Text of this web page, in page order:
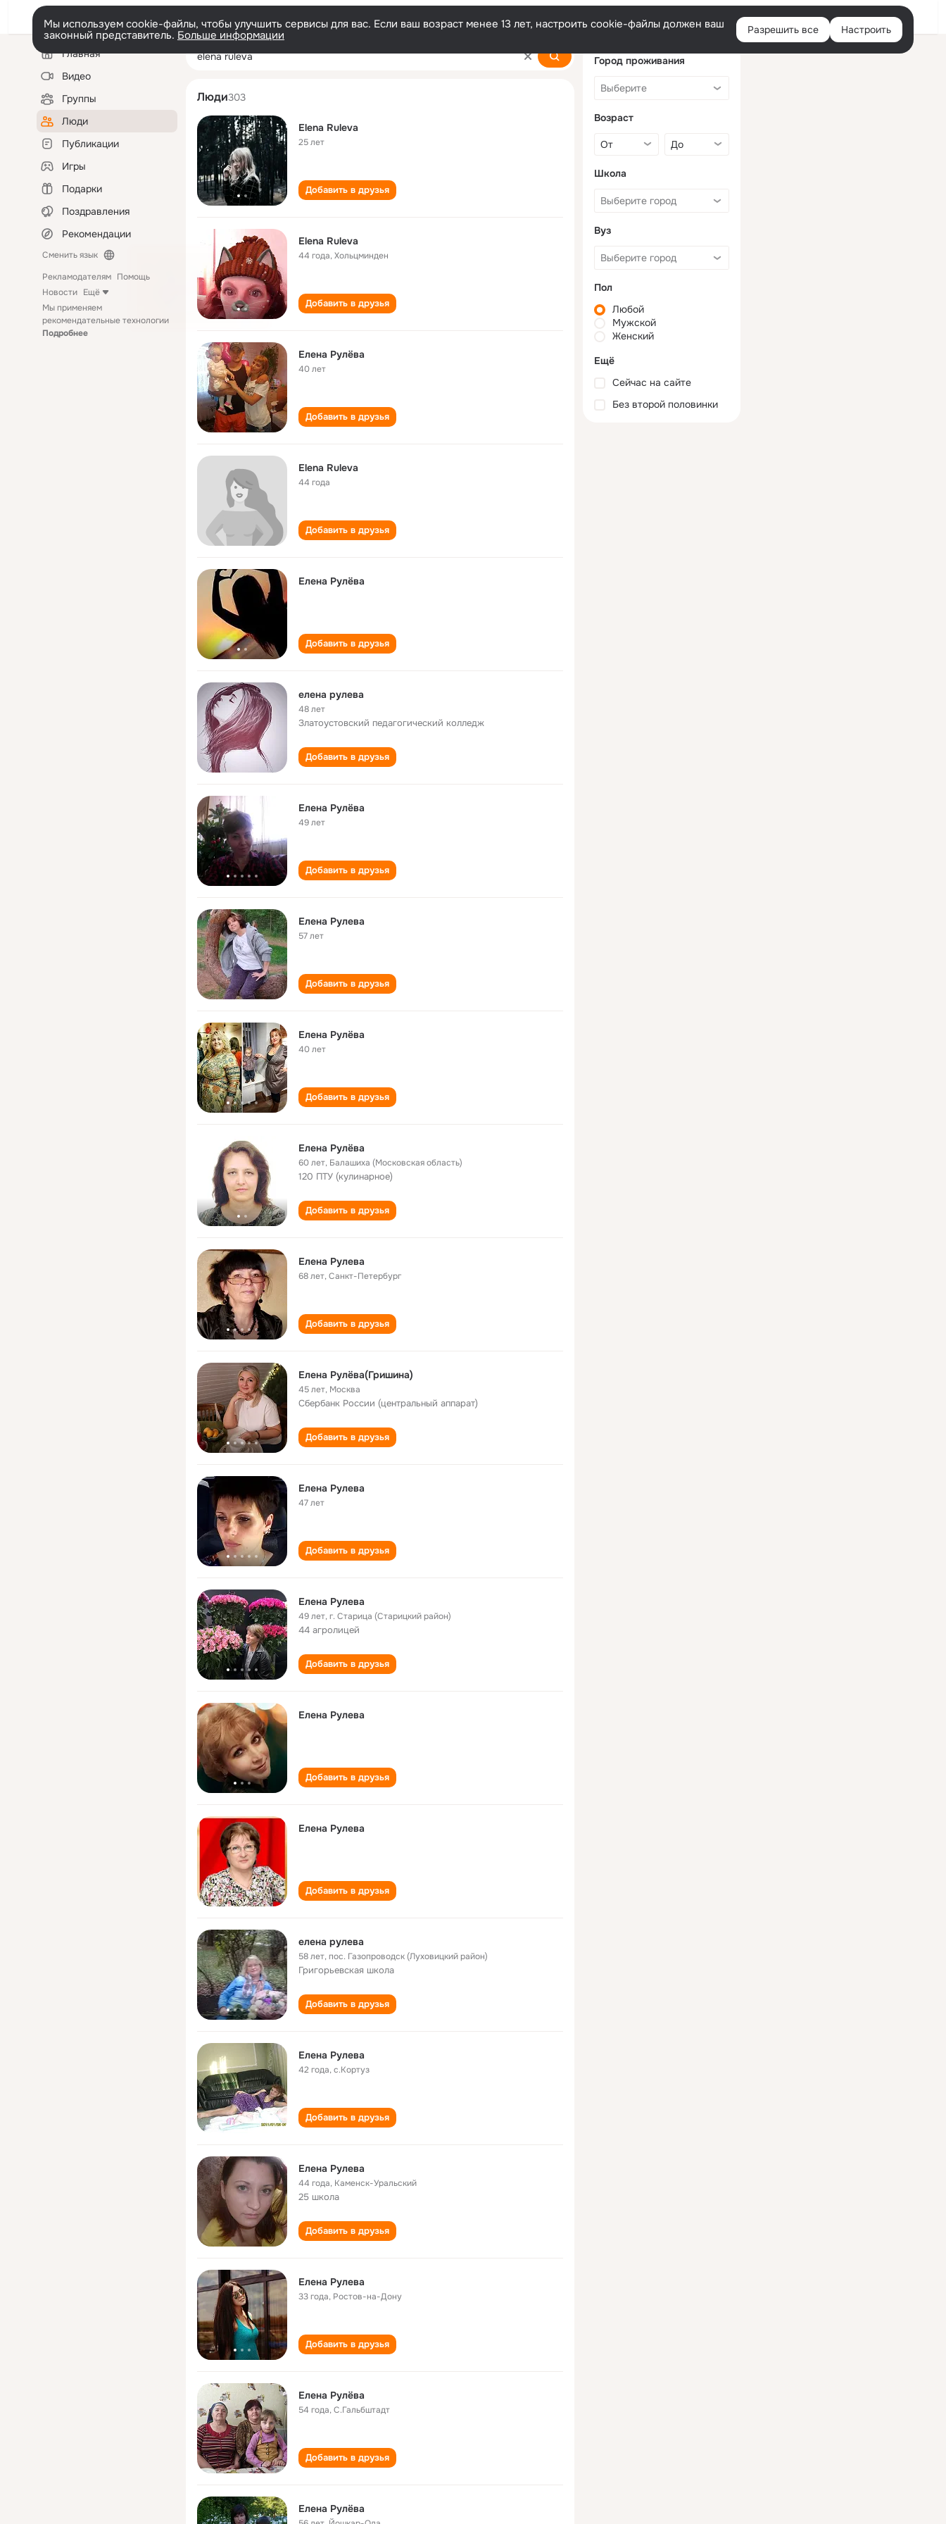
Войти
Мы используем cookie-файлы, чтобы улучшить сервисы для вас. Если ваш возраст менее 13 лет, настроить cookie-файлы должен ваш
законный представитель. Больше информации Разрешить все Настроить
Левая
колонкаГлавная
Видео
Группы
Люди
Публикации
Игры
Подарки
Поздравления
Рекомендации
Сменить язык
Рекламодателям Помощь
Новости Ещё
Мы применяем
рекомендательные технологии
Подробнее
elena ruleva
Люди303
Elena Ruleva
25 лет
Добавить в друзья
Elena Ruleva
44 года,Хольцминден
Добавить в друзья
Елена Рулëва
40 лет
Добавить в друзья
Elena Ruleva
44 года
Добавить в друзья
Елена Рулёва
Добавить в друзья
елена рулева
48 лет
Златоустовский педагогический колледж
Добавить в друзья
Елена Рулёва
49 лет
Добавить в друзья
Елена Рулева
57 лет
Добавить в друзья
Елена Рулёва
40 лет
Добавить в друзья
Елена Рулёва
60 лет, Балашиха (Московская область)
120 ПТУ (кулинарное)
Добавить в друзья
Елена Рулева
68 лет,Санкт-Петербург
Добавить в друзья
Елена Рулёва(Гришина)
45 лет, Москва
Сбербанк России (центральный аппарат)
Добавить в друзья
Елена Рулева
47 лет
Добавить в друзья
Елена Рулева
49 лет,г. Старица (Старицкий район)
44 агролицей
Добавить в друзья
Елена Рулева
Добавить в друзья
Елена Рулева
Добавить в друзья
елена рулева
58 лет,пос. Газопроводск (Луховицкий район)
Григорьевская школа
Добавить в друзья
Елена Рулева
42 года,с.Кортуз
Добавить в друзья
Елена Рулева
44 года, Каменск-Уральский
25 школа
Добавить в друзья
Елена Рулева
33 года, Ростов-на-Дону
Добавить в друзья
Елена Рулёва
54 года,С.Гальбштадт
Добавить в друзья
Елена Рулёва
Город проживания
Возраст
Школа
Вуз
Пол
Любой
Мужской
Женский
Ещё
Сейчас на сайте
Без второй половинки